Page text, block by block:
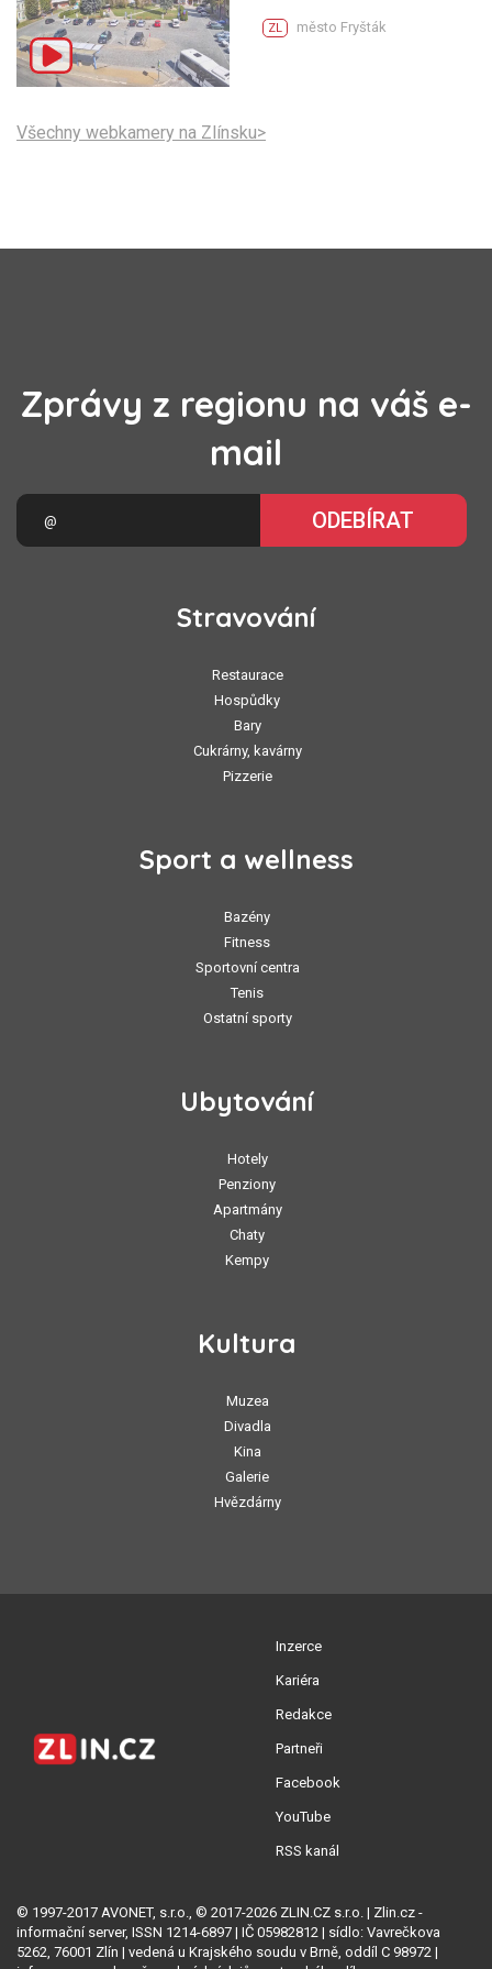
ZL město Fryšták
Všechny webkamery na Zlínsku>
Zprávy z regionu na váš e-
mail
ODEBÍRAT
Stravování
Restaurace
Hospůdky
Bary
Cukrárny, kavárny
Pizzerie
Sport a wellness
Bazény
Fitness
Sportovní centra
Tenis
Ostatní sporty
Ubytování
Hotely
Penziony
Apartmány
Chaty
Kempy
Kultura
Muzea
Divadla
Kina
Galerie
Hvězdárny
Inzerce
Kariéra
Redakce
Partneři
Facebook
YouTube
RSS kanál
© 1997-2017 AVONET, s.r.o., © 2017-2026 ZLIN.CZ s.r.o. | Zlin.cz -
informační server, ISSN 1214-6897 | IČ 05982812 | sídlo: Vavrečkova
5262, 76001 Zlín | vedená u Krajského soudu v Brně, oddíl C 98972 |